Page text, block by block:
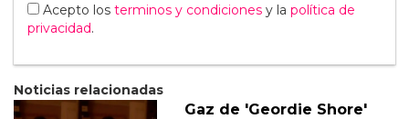
Acepto los terminos y condiciones y la política de
privacidad.
Noticias relacionadas
Gaz de 'Geordie Shore'